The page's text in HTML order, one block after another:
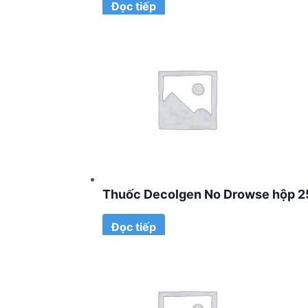
Đọc tiếp
Thuốc Decolgen No Drowse hộp
Đọc tiếp